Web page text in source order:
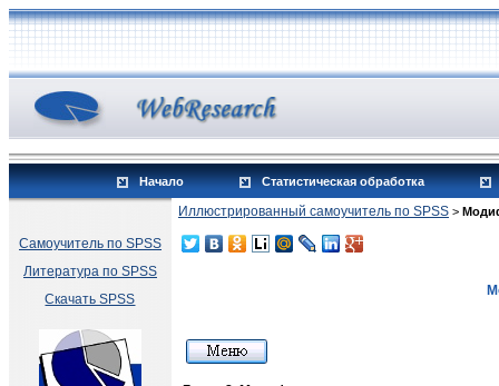
Начало Статистическая обработка
Самоучитель по SPSS
Литература по SPSS
Скачать SPSS
Иллюстрированный самоучитель по SPSS >